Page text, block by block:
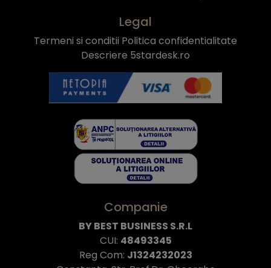
Legal
Termeni si conditii Politica confidentialitate
Descriere 5stardesk.ro
Companie
BY BEST BUSINESS S.R.L
CUI: 48493345
Reg Com: J1324232023